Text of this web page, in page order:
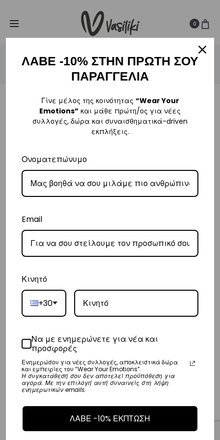
των
80€ 0
Shopping Cart 0 Order Tracking Login
a
Επιστροφή στο κατάστημα
Stores
Contact
ΛΑΒΕ -10% ΣΤΗΝ ΠΡΩΤΗ ΣΟΥ
ΠΑΡΑΓΓΕΛΙΑ
Γίνε μέλος της κοινότητας “Wear Your
Emotions” και μάθε πρώτη/ος για νέες
συλλογές, δώρα και συναισθηματικά-driven
εκπλήξεις.
Ονοματεπώνυμο
Email
Κινητό
+30
Να με ενημερώνετε για νέα και
προσφορές
Ενημερώσου για νέες συλλογές, αποκλειστικά δώρα
και εμπειρίες του “Wear Your Emotions”.
Η συγκατάθεσή σου δεν αποτελεί προϋπόθεση για
αγορά. Με την επιλογή αυτή συναινείς στη λήψη
ενημερωτικών emails.
ΛΑΒΕ -10% ΕΚΠΤΩΣΗ